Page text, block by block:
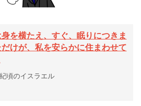
を横たえ、すぐ、眠りにつきま
けが、私を安らかに住まわせて
頃のイスラエル